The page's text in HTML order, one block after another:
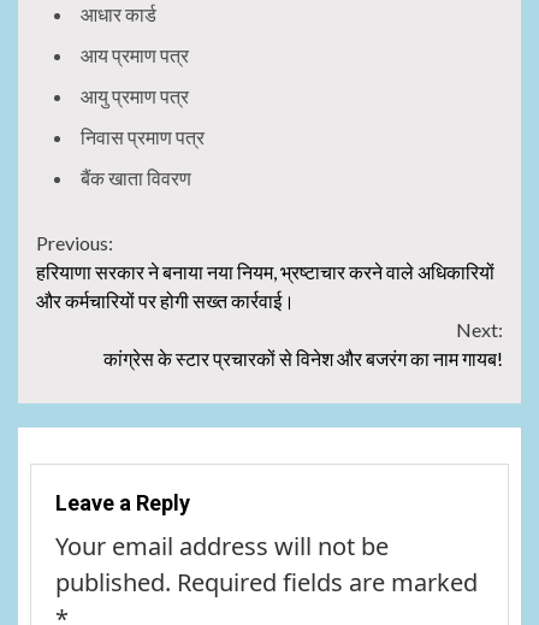
आधार कार्ड
आय प्रमाण पत्र
आयु प्रमाण पत्र
निवास प्रमाण पत्र
बैंक खाता विवरण
Continue
Reading
Previous:
हरियाणा सरकार ने बनाया नया नियम, भ्रष्टाचार करने वाले अधिकारियों
और कर्मचारियों पर होगी सख्त कार्रवाई।
Next:
कांग्रेस के स्टार प्रचारकों से विनेश और बजरंग का नाम गायब!
Leave a Reply
Your email address will not be
published. Required fields are marked
*